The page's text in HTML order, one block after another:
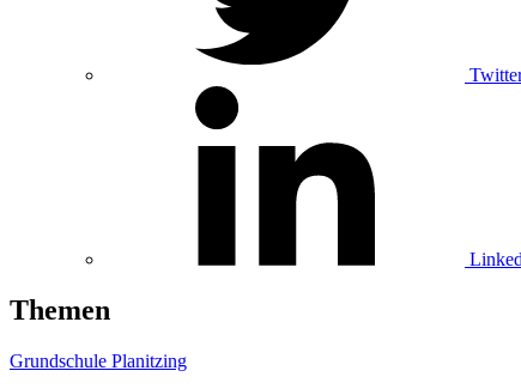
Themen
Grundschule Planitzing